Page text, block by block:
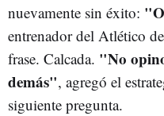
nuevamente sin éxito:
entrenador del Atlético
frase. Calcada. "No
demás", agregó el
siguiente pregunta.